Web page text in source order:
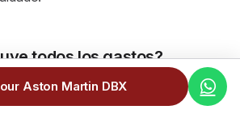
todos los gastos?
de IGI y matriculación ya
Aston Martin DBX